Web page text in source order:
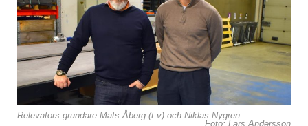
Relevators grundare Mats Åberg (t v) och Niklas Nygren.
Foto: Lars Andersson